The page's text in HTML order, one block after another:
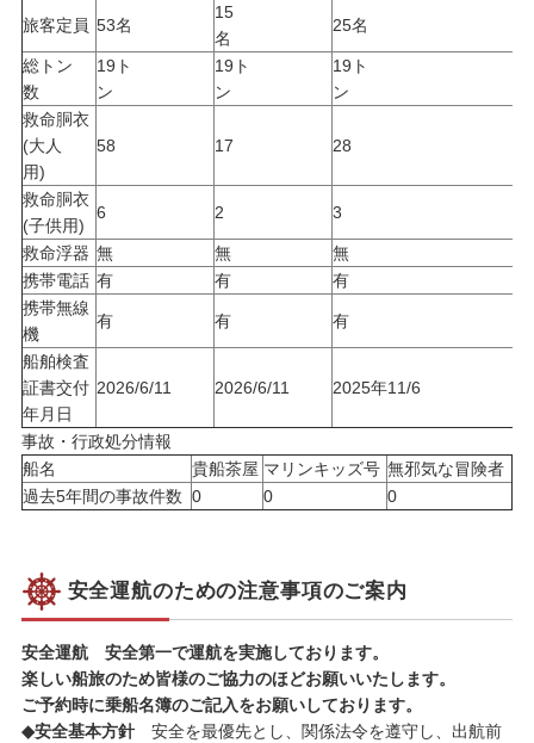
旅客定員 53名
15
名
25名
総トン
数
19ト
ン
19ト
ン
19ト
救命胴衣
(大人
用)
58 17 28
救命胴衣
(子供用)
6 2 3
救命浮器 無 無
無
携帯電話 有 有
有
携帯無線
機
有 有 有
船舶検査
証書交付
年月日
2026/6/11 2026/6/11 2025年11/6
事故・行政処分情報
船名
貴船茶屋 マリンキッズ号 無邪気な冒険者
過去5年間の事故件数 0 0 0
安全運航のための注意事項のご案内
安全運航 安全第一で運航を実施しております。
楽しい船旅のため皆様のご協力のほどお願いいたします。
ご予約時に乗船名簿のご記入をお願いしております。
◆安全基本方針安全を最優先とし、関係法令を遵守し、出航前